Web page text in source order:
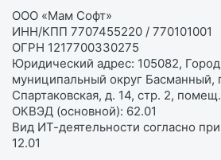
ООО «Мам Софт»
ИНН/КПП 7707455220 / 770101001
ОГРН 1217700330275
Юридический адрес: 105082, Город
муниципальный округ Басманный,
Спартаковская, д. 14, стр. 2,
ОКВЭД (основной): 62.01
Вид ИТ-деятельности согласно
12.01